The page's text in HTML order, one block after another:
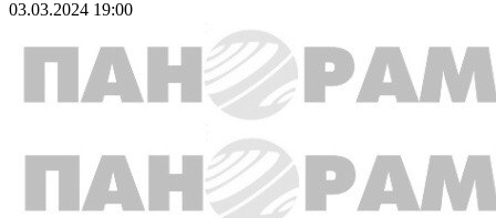
03.03.2024 19:00